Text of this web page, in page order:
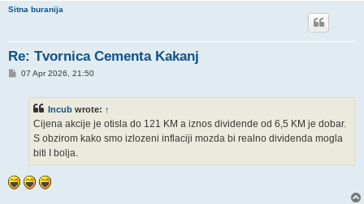
Sitna buranija
Re: Tvornica Cementa Kakanj
P07 Apr 2026, 21:50
Incub wrote: ↑
Cijena akcije je otisla do 121 KM a iznos dividende od 6,5 KM je dobar.
S obzirom kako smo izlozeni inflaciji mozda bi realno dividenda mogla
biti I bolja.